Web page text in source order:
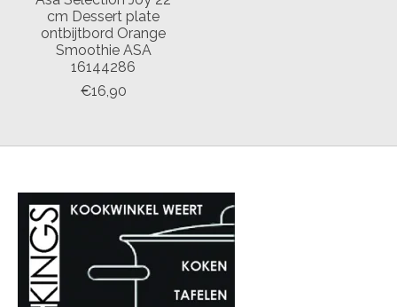
cm Dessert plate
ontbijtbord Orange
Smoothie ASA
16144286
€16,90